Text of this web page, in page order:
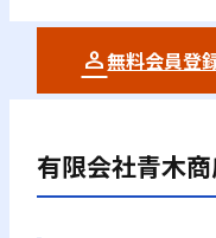
無料会員登
有限会社青木